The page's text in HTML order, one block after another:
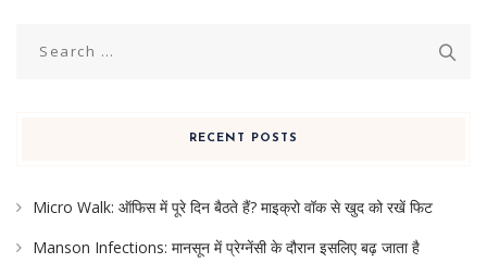
RECENT POSTS
Micro Walk: ऑफिस में पूरे दिन बैठते हैं? माइक्रो वॉक से खुद को रखें फिट
Manson Infections: मानसून में प्रेग्नेंसी के दौरान इसलिए बढ़ जाता है